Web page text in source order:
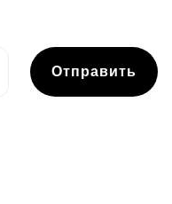
Отправить